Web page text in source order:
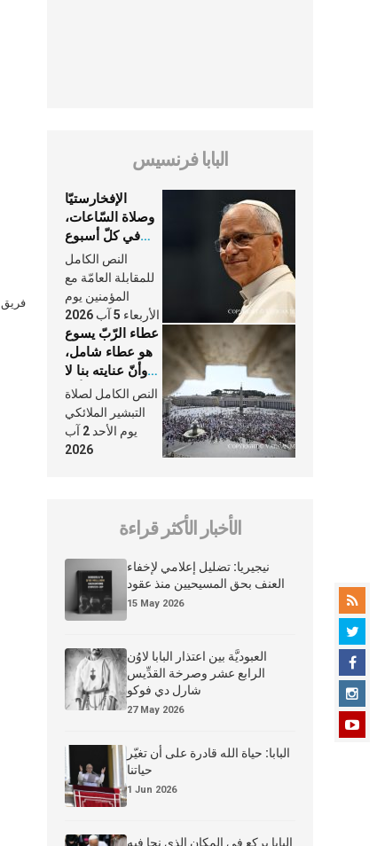
البابا فرنسيس
الإفخارستيّا
وصلاة السّاعات،
في كلّ أسبوع
وكلّ يوم، هما
النَّفَس في حياة
الكنيسة
النص الكامل
للمقابلة العامّة مع
المؤمنين يوم
الأربعاء 5 آب 2026
عطاء الرّبّ يسوع
هو عطاء شامل،
وأنّ عنايته بنا لا
تغيب عنّا أبدًا
النص الكامل لصلاة
التبشير الملائكي
يوم الأحد 2 آب
2026
الأخبار الأكثر قراءة
نيجيريا: تضليل إعلامي لإخفاء
العنف بحق المسيحيين منذ عقود
15 May 2026
العبوديَّة بين اعتذار البابا لاوُن
الرابع عشر وصرخة القدِّيس
شارل دي فوكو
27 May 2026
البابا: حياة الله قادرة على أن تغيّر
حياتنا
1 Jun 2026
البابا يركع في المكان الذي نجا فيه